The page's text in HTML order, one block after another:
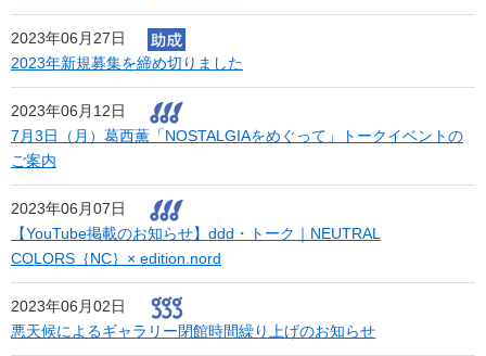
2023年06月27日
2023年新規募集を締め切りました
2023年06月12日
7月3日（月）葛西薫「NOSTALGIAをめぐって」トークイベントの
ご案内
2023年06月07日
【YouTube掲載のお知らせ】ddd・トーク｜NEUTRAL
COLORS｛NC｝× edition.nord
2023年06月02日
悪天候によるギャラリー閉館時間繰り上げのお知らせ